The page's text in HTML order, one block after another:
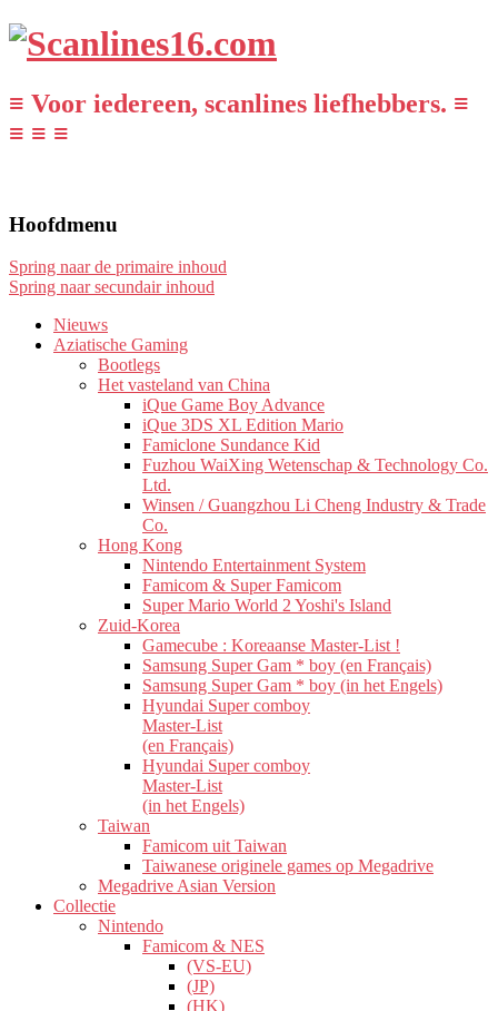
≡ Voor iedereen, scanlines liefhebbers. ≡
≡ ≡ ≡
Hoofdmenu
Spring naar de primaire inhoud
Spring naar secundair inhoud
Nieuws
Aziatische Gaming
Bootlegs
Het vasteland van China
iQue Game Boy Advance
iQue 3DS XL Edition Mario
Famiclone Sundance Kid
Fuzhou WaiXing Wetenschap & Technology Co.
Ltd.
Winsen / Guangzhou Li Cheng Industry & Trade
Co.
Hong Kong
Nintendo Entertainment System
Famicom & Super Famicom
Super Mario World 2 Yoshi's Island
Zuid-Korea
Gamecube : Koreaanse Master-List !
Samsung Super Gam * boy (en Français)
Samsung Super Gam * boy (in het Engels)
Hyundai Super comboy
Master-List
(en Français)
Hyundai Super comboy
Master-List
(in het Engels)
Taiwan
Famicom uit Taiwan
Taiwanese originele games op Megadrive
Megadrive Asian Version
Collectie
Nintendo
Famicom & NES
(VS-EU)
(JP)
(HK)